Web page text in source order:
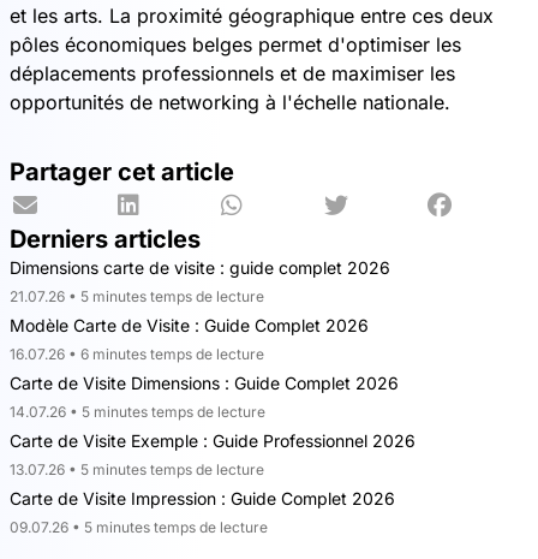
et les arts. La proximité géographique entre ces deux
pôles économiques belges permet d'optimiser les
déplacements professionnels et de maximiser les
opportunités de networking à l'échelle nationale.
Partager cet article
Derniers articles
Dimensions carte de visite : guide complet 2026
21.07.26 • 5 minutes temps de lecture
Modèle Carte de Visite : Guide Complet 2026
16.07.26 • 6 minutes temps de lecture
Carte de Visite Dimensions : Guide Complet 2026
14.07.26 • 5 minutes temps de lecture
Carte de Visite Exemple : Guide Professionnel 2026
13.07.26 • 5 minutes temps de lecture
Carte de Visite Impression : Guide Complet 2026
09.07.26 • 5 minutes temps de lecture